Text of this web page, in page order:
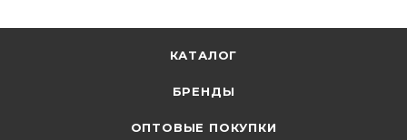
КАТАЛОГ
БРЕНДЫ
ОПТОВЫЕ ПОКУПКИ